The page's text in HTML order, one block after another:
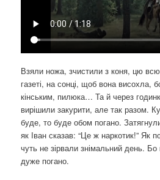
Взяли ножа, зчистили з коня, цю
газеті, на сонці, щоб вона висохла,
кінським, пилюка… Та й через
вирішили закурити, але так разом.
буде, то буде обом погано.
як Іван сказав: “Це ж наркотик!”
чуть не зірвали знімальний день.
дуже погано.